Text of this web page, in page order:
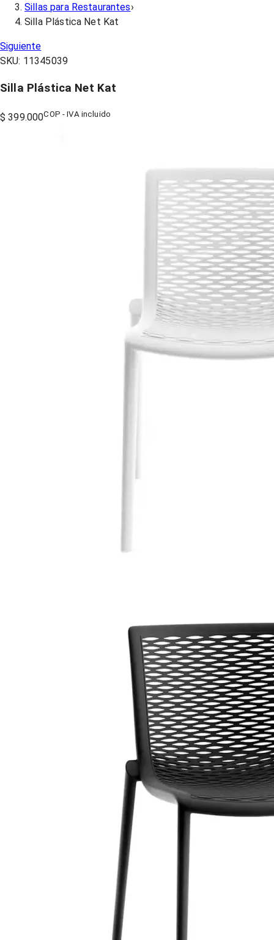
Sillas para Restaurantes›
Silla Plástica Net Kat
Siguiente
SKU: 11345039
Silla Plástica Net Kat
$ 399.000COP - IVA incluido